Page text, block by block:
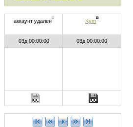
аккаунт удален Kym
03д 00:00:00 03д 00:00:00